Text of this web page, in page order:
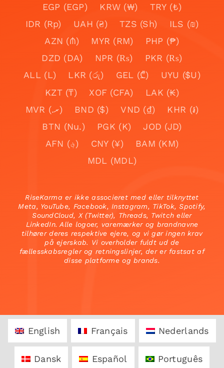
EGP (EGP)
KRW (₩)
TRY (₺)
IDR (Rp)
UAH (₴) TZS (Sh)
ILS (₪)
AZN (₼)
MYR (RM)
PHP (₱)
DZD (DA)
NPR (₨)
PKR (₨)
ALL (L)
LKR (රු) GEL (₾)
UYU ($U)
KZT (₸)
XOF (CFA)
LAK (₭)
MVR (.ރ)
BND ($) VND (₫)
KHR (៛)
BTN (Nu.)
PGK (K)
JOD (JD)
AFN (؋)
CNY (¥)
BAM (KM)
MDL (MDL)
RiseKarma er ikke associeret med eller tilknyttet
Meta, YouTube, Facebook, Instagram, TikTok, Spotify,
SoundCloud, X (Twitter), Threads, Twitch eller
LinkedIn. Alle logoer, varemærker og brandnavne
tilhører deres respektive ejere, og vi gør ingen krav
på ejerskab. Vi overholder fuldt ud de
fællesskabsregler og retningslinjer, der er fastsat af
disse platforme og brands.
English Français Nederlands
Dansk Español Português